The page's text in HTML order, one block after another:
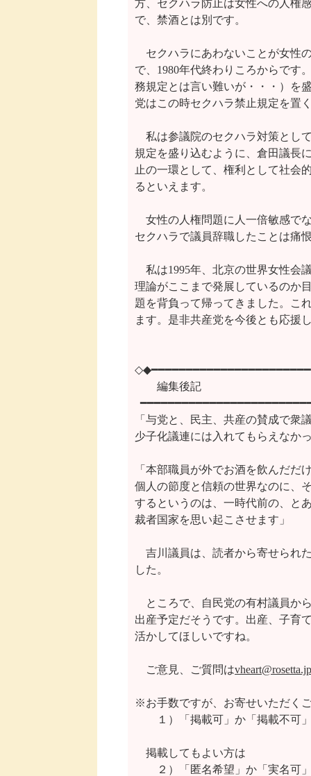
方、セクハラ防止は女性への人権
で、禁酒とは別です。
セクハラにあわないことが女性
で、1980年代終わりころからです
務規定とは言い難いが・・・）を
党はこの時セクハラ禁止規定を置
私は参議院のセクハラ対策とし
規定を盛り込むように、倉田議長
止の一環として、権利として社会
るといえます。
女性の人権問題に人一倍敏感で
セクハラで議員辞職したことは痛
私は1995年、北京の世界女性会
理論がここまで発展しているのか
題を背負って帰ってきました。こ
ます。是非共産党を今後とも応援
編集後記　　    　　　　　　　
「与党と、民主、共産の賛成で衆
少子化議連には入れてもらえなか
「本部職員が外でお酒を飲んだだ
個人の節度と信頼の世界なのに、
するというのは、一時代前の、と
裁者国家を思い起こさせます」
吉川議員は、読者から寄せられ
した。
ところで、自民党の有村議員か
出産予定だそうです。出産、子育
活かしてほしいですね。
ご意見、ご質問はvheart@rosetta.jp
※お手数ですが、お寄せいただく
　１）「掲載可」か「掲載不可
掲載してもよい方は
　２）「匿名希望」か「実名可